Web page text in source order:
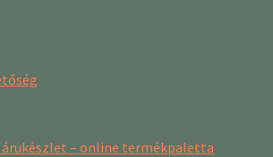
– online termékpaletta